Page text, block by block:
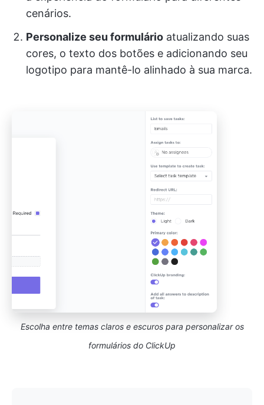
cenários.
Personalize seu formulário atualizando suas
cores, o texto dos botões e adicionando seu
logotipo para mantê-lo alinhado à sua marca.
Escolha entre temas claros e escuros para personalizar os
formulários do ClickUp